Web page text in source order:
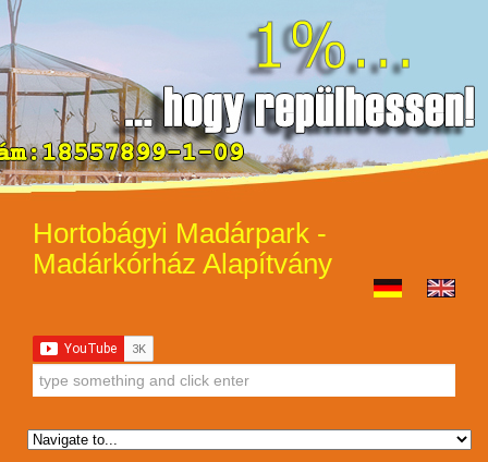
Hortobágyi Madárpark -
Madárkórház Alapítvány